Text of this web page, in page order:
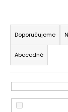
Ř
a
z
e
n
í
p
Doporučujeme
Abecedně
j
t
?